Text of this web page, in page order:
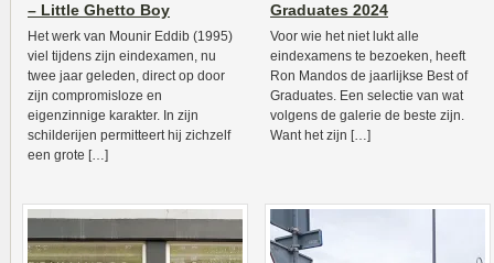
– Little Ghetto Boy
Het werk van Mounir Eddib (1995)
viel tijdens zijn eindexamen, nu
twee jaar geleden, direct op door
zijn compromisloze en
eigenzinnige karakter. In zijn
schilderijen permitteert hij zichzelf
een grote […]
Graduates 2024
Voor wie het niet lukt alle
eindexamens te bezoeken, heeft
Ron Mandos de jaarlijkse Best of
Graduates. Een selectie van wat
volgens de galerie de beste zijn.
Want het zijn […]